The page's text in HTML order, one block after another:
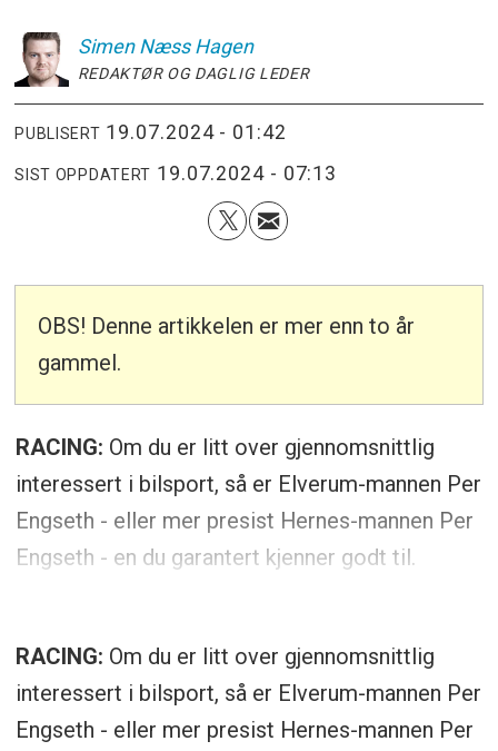
Simen Næss Hagen
REDAKTØR OG DAGLIG LEDER
PUBLISERT 19.07.2024 - 01:42
SIST OPPDATERT 19.07.2024 - 07:13
OBS! Denne artikkelen er mer enn to år
gammel.
RACING: Om du er litt over gjennomsnittlig
interessert i bilsport, så er Elverum-mannen Per
Engseth - eller mer presist Hernes-mannen Per
Engseth - en du garantert kjenner godt til.
RACING: Om du er litt over gjennomsnittlig
interessert i bilsport, så er Elverum-mannen Per
Engseth - eller mer presist Hernes-mannen Per